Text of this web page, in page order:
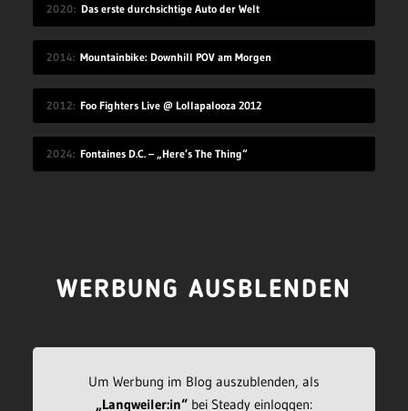
2020 Das erste durchsichtige Auto der Welt
2014 Mountainbike: Downhill POV am Morgen
2012 Foo Fighters Live @ Lollapalooza 2012
2024 Fontaines D.C. – „Here’s The Thing“
WERBUNG AUSBLENDEN
Um Werbung im Blog auszublenden, als
„Langweiler:in“bei Steady einloggen: